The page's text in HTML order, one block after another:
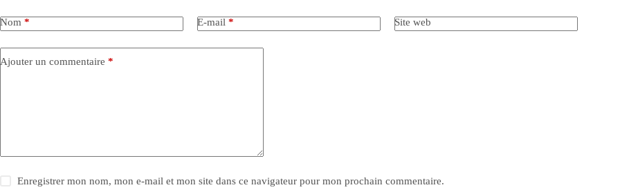
Nom * E-mail * Site web
Ajouter un commentaire *
Enregistrer mon nom, mon e-mail et mon site dans ce navigateur pour mon prochain commentaire.